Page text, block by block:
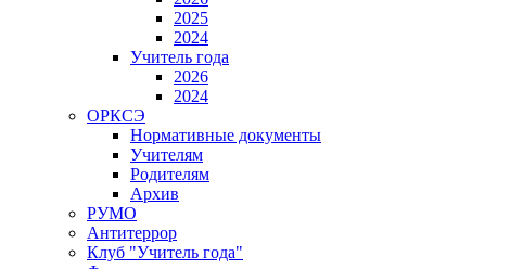
2025
2024
Учитель года
2026
2024
ОРКСЭ
Нормативные документы
Учителям
Родителям
Архив
РУМО
Антитеррор
Клуб "Учитель года"